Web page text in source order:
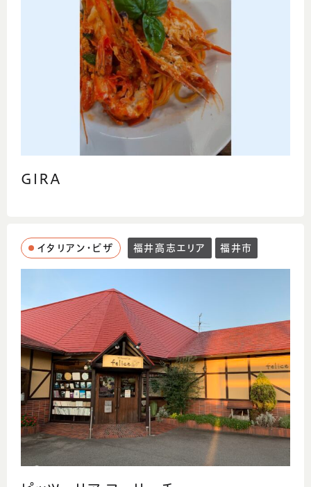
GIRA
イタリアン・ピザ 福井高志エリア 福井市